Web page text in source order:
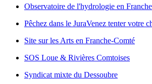
Observatoire de l'hydrologie en
Pêchez dans le JuraVenez tenter votre
Site sur les Arts en Franche-Comté
SOS Loue & Rivières Comtoises
Syndicat mixte du Dessoubre